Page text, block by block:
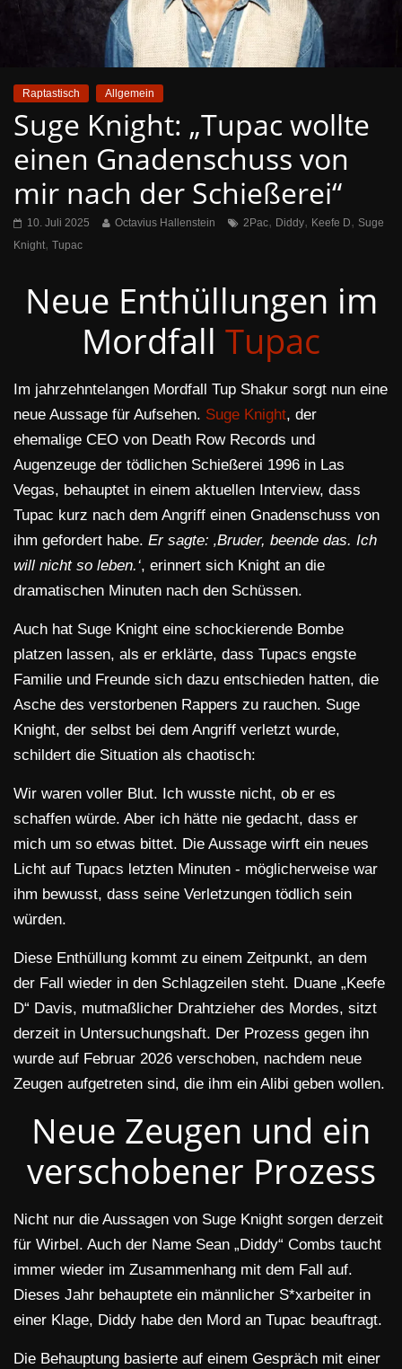
Raptastisch Allgemein
Suge Knight: „Tupac wollte
einen Gnadenschuss von
mir nach der Schießerei“
10. Juli 2025 Octavius Hallenstein 2Pac, Diddy, Keefe D, Suge
Knight, Tupac
Neue Enthüllungen im
Mordfall Tupac
Im jahrzehntelangen Mordfall Tup Shakur sorgt nun eine
neue Aussage für Aufsehen. Suge Knight, der
ehemalige CEO von Death Row Records und
Augenzeuge der tödlichen Schießerei 1996 in Las
Vegas, behauptet in einem aktuellen Interview, dass
Tupac kurz nach dem Angriff einen Gnadenschuss von
ihm gefordert habe. Er sagte: ‚Bruder, beende das. Ich
will nicht so leben.‘, erinnert sich Knight an die
dramatischen Minuten nach den Schüssen.
Auch hat Suge Knight eine schockierende Bombe
platzen lassen, als er erklärte, dass Tupacs engste
Familie und Freunde sich dazu entschieden hatten, die
Asche des verstorbenen Rappers zu rauchen. Suge
Knight, der selbst bei dem Angriff verletzt wurde,
schildert die Situation als chaotisch:
Wir waren voller Blut. Ich wusste nicht, ob er es
schaffen würde. Aber ich hätte nie gedacht, dass er
mich um so etwas bittet. Die Aussage wirft ein neues
Licht auf Tupacs letzten Minuten - möglicherweise war
ihm bewusst, dass seine Verletzungen tödlich sein
würden.
Diese Enthüllung kommt zu einem Zeitpunkt, an dem
der Fall wieder in den Schlagzeilen steht. Duane „Keefe
D“ Davis, mutmaßlicher Drahtzieher des Mordes, sitzt
derzeit in Untersuchungshaft. Der Prozess gegen ihn
wurde auf Februar 2026 verschoben, nachdem neue
Zeugen aufgetreten sind, die ihm ein Alibi geben wollen.
Neue Zeugen und ein
verschobener Prozess
Nicht nur die Aussagen von Suge Knight sorgen derzeit
für Wirbel. Auch der Name Sean „Diddy“ Combs taucht
immer wieder im Zusammenhang mit dem Fall auf.
Dieses Jahr behauptete ein männlicher S*xarbeiter in
einer Klage, Diddy habe den Mord an Tupac beauftragt.
Die Behauptung basierte auf einem Gespräch mit einer